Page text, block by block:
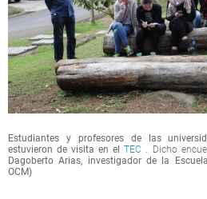
Estudiantes y profesores de las
estuvieron de visita en elTEC . Dicho
Dagoberto Arias, investigador de la
OCM)